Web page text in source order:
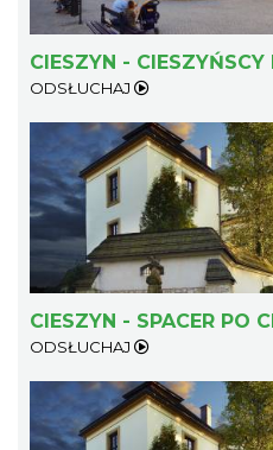
0.42 km
Cieszyn
0.42 km
CIESZYN - CIESZYŃSCY
ODSŁUCHAJ
CIESZYN - SPACER PO
ODSŁUCHAJ